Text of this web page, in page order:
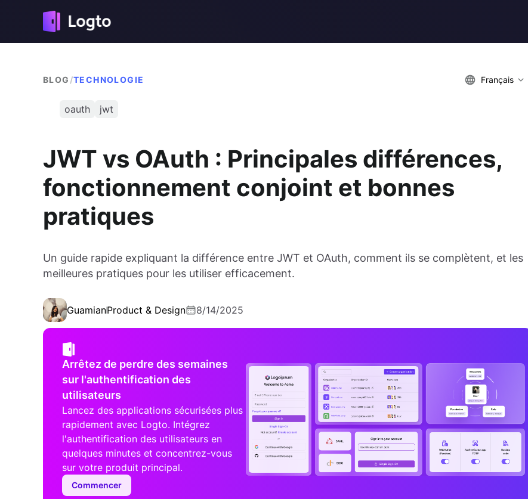
BLOG /TECHNOLOGIE Français
oauth jwt
JWT vs OAuth : Principales différences,
fonctionnement conjoint et bonnes
pratiques
Un guide rapide expliquant la différence entre JWT et OAuth, comment ils se complètent, et les
meilleures pratiques pour les utiliser efficacement.
GuamianProduct & Design 8/14/2025
Arrêtez de perdre des semaines
sur l'authentification des
utilisateurs
Lancez des applications sécurisées plus
rapidement avec Logto. Intégrez
l'authentification des utilisateurs en
quelques minutes et concentrez-vous
sur votre produit principal.
Commencer